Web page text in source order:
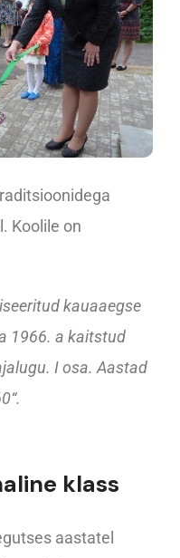
Koolile on
kauaaegse
1966. a kaitstud
I osa. Aastad
klass
aastatel